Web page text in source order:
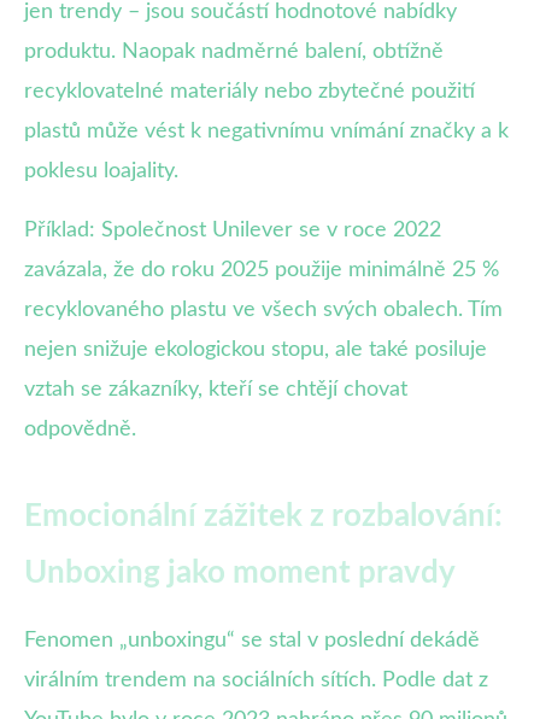
jen trendy – jsou součástí hodnotové nabídky
produktu. Naopak nadměrné balení, obtížně
recyklovatelné materiály nebo zbytečné použití
plastů může vést k negativnímu vnímání značky a k
poklesu loajality.
Příklad: Společnost Unilever se v roce 2022
zavázala, že do roku 2025 použije minimálně 25 %
recyklovaného plastu ve všech svých obalech. Tím
nejen snižuje ekologickou stopu, ale také posiluje
vztah se zákazníky, kteří se chtějí chovat
odpovědně.
Emocionální zážitek z rozbalování:
Unboxing jako moment pravdy
Fenomen „unboxingu“ se stal v poslední dekádě
virálním trendem na sociálních sítích. Podle dat z